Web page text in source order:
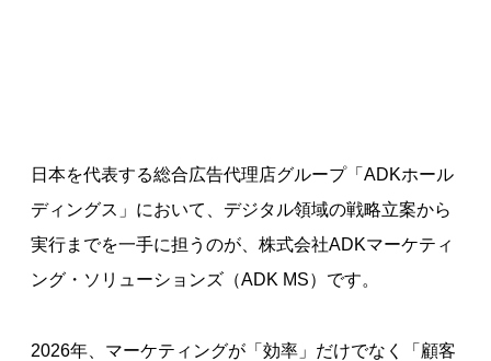
日本を代表する総合広告代理店グループ「ADKホール
ディングス」において、デジタル領域の戦略立案から
実行までを一手に担うのが、株式会社ADKマーケティ
ング・ソリューションズ（ADK MS）です。
2026年、マーケティングが「効率」だけでなく「顧客